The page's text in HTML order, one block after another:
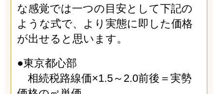
な感覚では一つの目安として下記の
ような式で、より実態に即した価格
が出せると思います。
●東京都心部
相続税路線価×1.5～2.0前後＝実勢